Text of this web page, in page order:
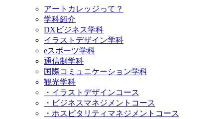
アートカレッジって？
学科紹介
DXビジネス学科
イラストデザイン学科
eスポーツ学科
通信制学科
国際コミュニケーション学科
観光学科
・イラストデザインコース
・ビジネスマネジメントコース
・ホスピタリティマネジメントコース